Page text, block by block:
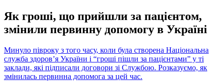
Як гроші, що прийшли за пацієнтом,
змінили первинну допомогу в Україні
Минуло півроку з того часу, коли була створена Національна
служба здоров’я України і “гроші пішли за пацієнтами” у ті
заклади, які підписали договори зі Службою. Розказуємо, як
змінилась первинна допомога за цей час.